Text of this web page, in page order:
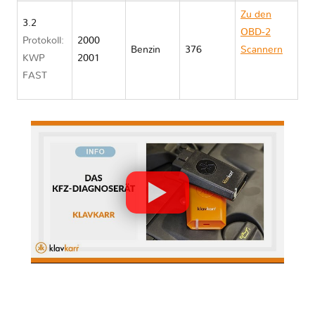
3.2
Protokoll:
KWP
FAST
2000
2001
Benzin 376
Zu den
OBD-2
Scannern